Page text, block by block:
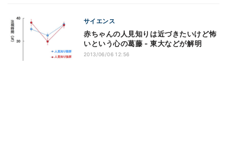
サイエンス
赤ちゃんの人見知りは近づきたいけど怖
いという心の葛藤 - 東大などが解明
2013/06/06 12:56